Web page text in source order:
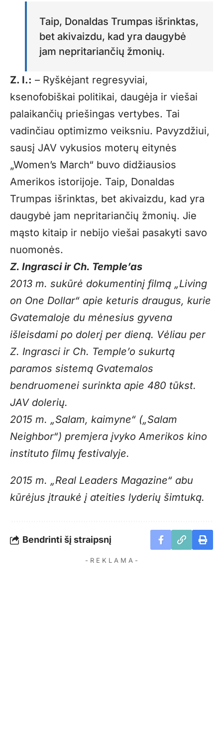
Taip, Donaldas Trumpas išrinktas,
bet akivaizdu, kad yra daugybė
jam nepritariančių žmonių.
Z. I.: – Ryškėjant regresyviai,
ksenofobiškai politikai, daugėja ir viešai
palaikančių priešingas vertybes. Tai
vadinčiau optimizmo veiksniu. Pavyzdžiui,
sausį JAV vykusios moterų eitynės
„Women’s March“ buvo didžiausios
Amerikos istorijoje. Taip, Donaldas
Trumpas išrinktas, bet akivaizdu, kad yra
daugybė jam nepritariančių žmonių. Jie
mąsto kitaip ir nebijo viešai pasakyti savo
nuomonės.
Z. Ingrasci ir Ch. Temple’as
2013 m. sukūrė dokumentinį filmą „Living
on One Dollar“ apie keturis draugus, kurie
Gvatemaloje du mėnesius gyvena
išleisdami po dolerį per dieną. Vėliau per
Z. Ingrasci ir Ch. Temple’o sukurtą
paramos sistemą Gvatemalos
bendruomenei surinkta apie 480 tūkst.
JAV dolerių.
2015 m. „Salam, kaimyne“ („Salam
Neighbor“) premjera įvyko Amerikos kino
instituto filmų festivalyje.
2015 m. „Real Leaders Magazine“ abu
kūrėjus įtraukė į ateities lyderių šimtuką.
Bendrinti šį straipsnį
- R E K L A M A -